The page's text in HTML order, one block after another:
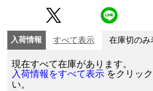
入荷情報 すべて表示 在庫切のみ
現在すべて在庫があります。
入荷情報をすべて表示 をクリッ
い。